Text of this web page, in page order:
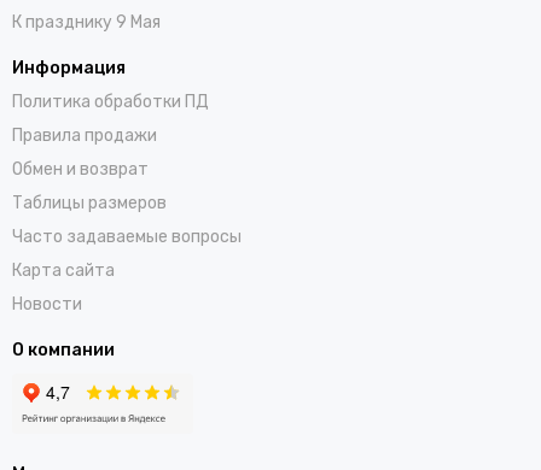
К празднику 9 Мая
Информация
Политика обработки ПД
Правила продажи
Обмен и возврат
Таблицы размеров
Часто задаваемые вопросы
Карта сайта
Новости
О компании